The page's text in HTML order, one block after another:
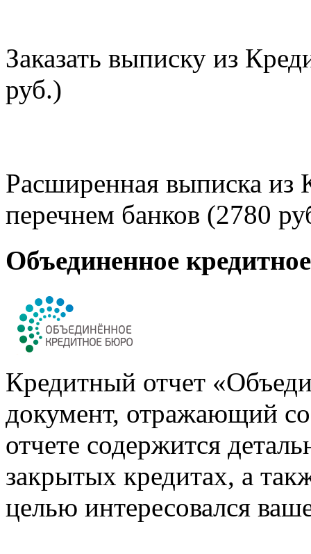
Заказать выписку из
руб.)
Расширенная выписка из
перечнем банков (2780
Объединенное
Кредитный отчет
документ, отражающий
отчете содержится
закрытых кредитах, а
целью интересовался